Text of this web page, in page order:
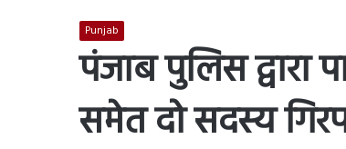
Punjab
पंजाब पुलिस द्वारा
समेत दो सदस्य